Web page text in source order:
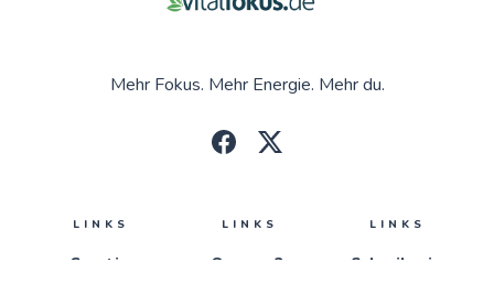
Mehr Fokus. Mehr Energie. Mehr du.
LINKS
Creatin
LINKS
Omega-3
LINKS
Schreib mir